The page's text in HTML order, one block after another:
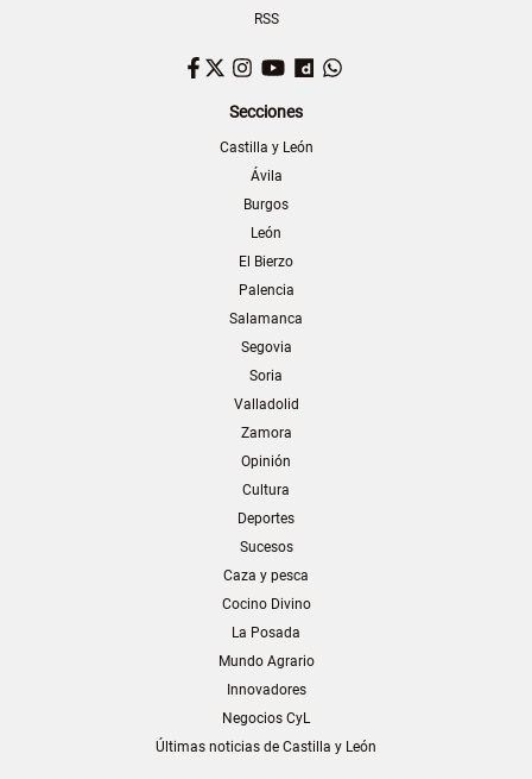
RSS
Facebook
TwitterInstagram
YouTubeDailymotion
Secciones
Castilla y León
Ávila
Burgos
León
El Bierzo
Palencia
Salamanca
Segovia
Soria
Valladolid
Zamora
Opinión
Cultura
Deportes
Sucesos
Caza y pesca
Cocino Divino
La Posada
Mundo Agrario
Innovadores
Negocios CyL
Últimas noticias de Castilla y León